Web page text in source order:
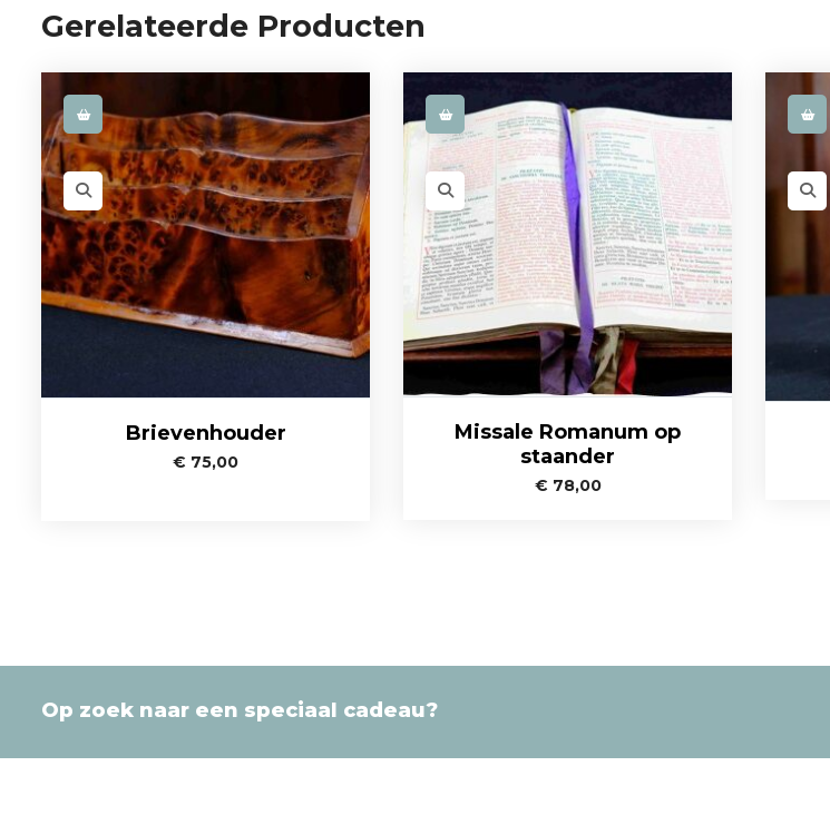
Gerelateerde Producten
Brievenhouder
€ 75,00
Missale Romanum op
staander
€ 78,00
Op zoek naar een speciaal cadeau?